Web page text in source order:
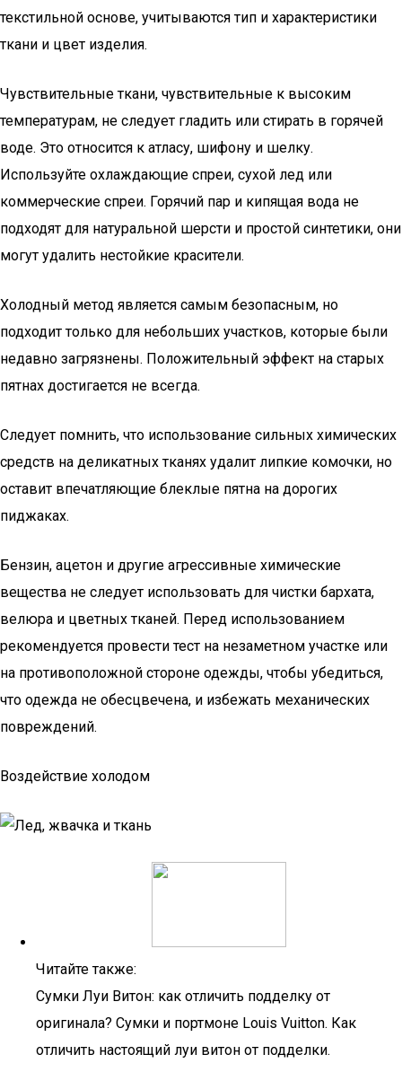
текстильной основе, учитываются тип и характеристики
ткани и цвет изделия.
Чувствительные ткани, чувствительные к высоким
температурам, не следует гладить или стирать в горячей
воде. Это относится к атласу, шифону и шелку.
Используйте охлаждающие спреи, сухой лед или
коммерческие спреи. Горячий пар и кипящая вода не
подходят для натуральной шерсти и простой синтетики, они
могут удалить нестойкие красители.
Холодный метод является самым безопасным, но
подходит только для небольших участков, которые были
недавно загрязнены. Положительный эффект на старых
пятнах достигается не всегда.
Следует помнить, что использование сильных химических
средств на деликатных тканях удалит липкие комочки, но
оставит впечатляющие блеклые пятна на дорогих
пиджаках.
Бензин, ацетон и другие агрессивные химические
вещества не следует использовать для чистки бархата,
велюра и цветных тканей. Перед использованием
рекомендуется провести тест на незаметном участке или
на противоположной стороне одежды, чтобы убедиться,
что одежда не обесцвечена, и избежать механических
повреждений.
Воздействие холодом
Читайте также:
Сумки Луи Витон: как отличить подделку от
оригинала? Сумки и портмоне Louis Vuitton. Как
отличить настоящий луи витон от подделки.